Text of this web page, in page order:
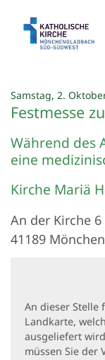
Samstag, 2.
Festmesse
Während des
eine
Kirche Mariä
An der Kirche 6
41189
An dieser Stelle
Landkarte,
ausgeliefert
müssen Sie der